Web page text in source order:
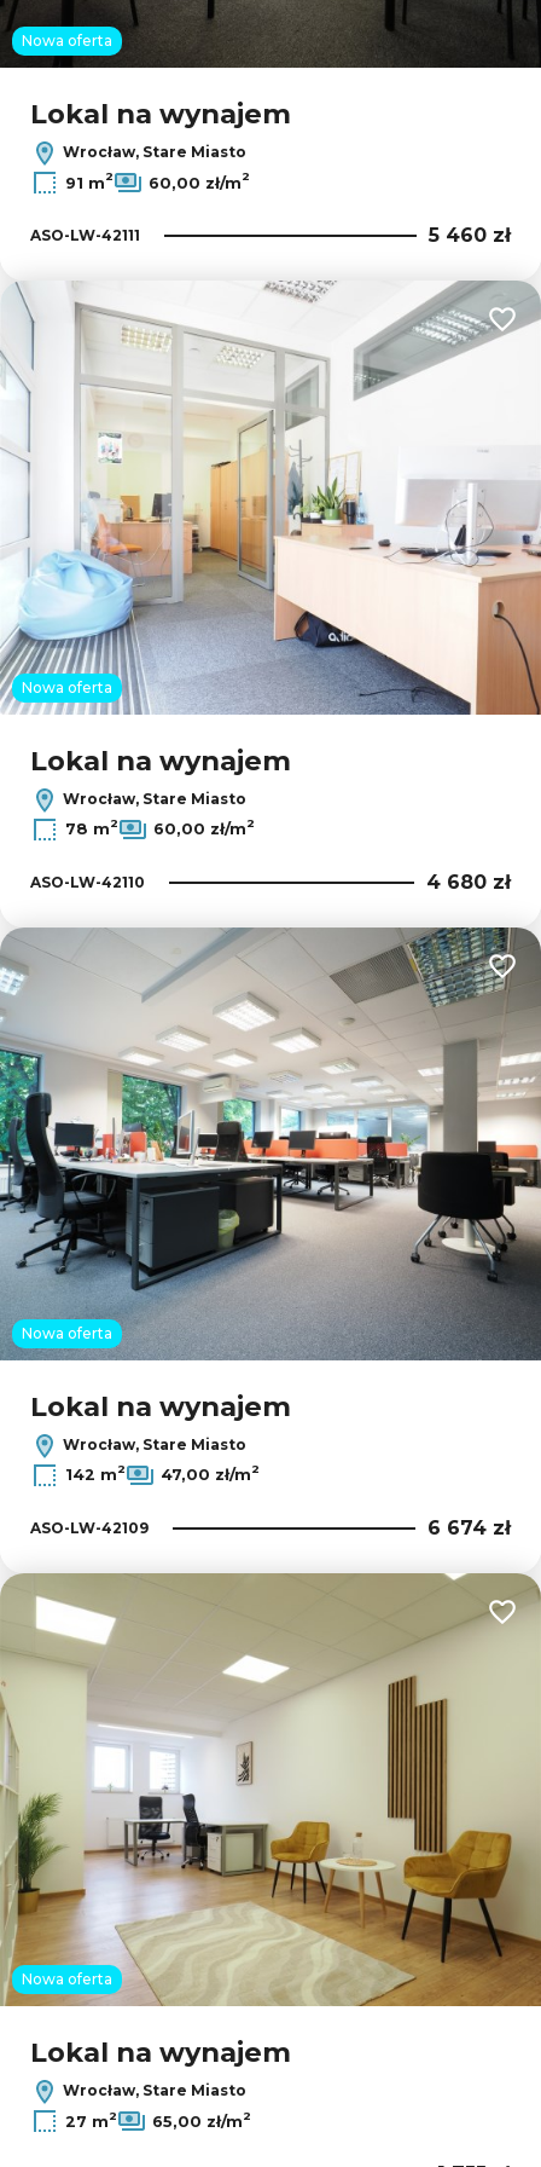
Nowa oferta
Lokal na wynajem
Wrocław, Stare Miasto
91 m2 60,00 zł/m2
ASO-LW-42111 5 460 zł
Nowa oferta
Lokal na wynajem
Wrocław, Stare Miasto
78 m2 60,00 zł/m2
ASO-LW-42110 4 680 zł
Nowa oferta
Lokal na wynajem
Wrocław, Stare Miasto
142 m2 47,00 zł/m2
ASO-LW-42109 6 674 zł
Nowa oferta
Lokal na wynajem
Wrocław, Stare Miasto
27 m2 65,00 zł/m2